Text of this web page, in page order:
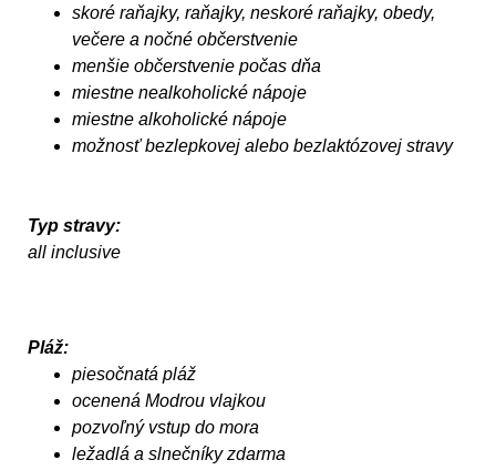
skoré raňajky, raňajky, neskoré raňajky, obedy,
večere a nočné občerstvenie
menšie občerstvenie počas dňa
miestne nealkoholické nápoje
miestne alkoholické nápoje
možnosť bezlepkovej alebo bezlaktózovej stravy
Typ stravy:
all inclusive
Pláž:
piesočnatá pláž
ocenená Modrou vlajkou
pozvoľný vstup do mora
ležadlá a slnečníky zdarma